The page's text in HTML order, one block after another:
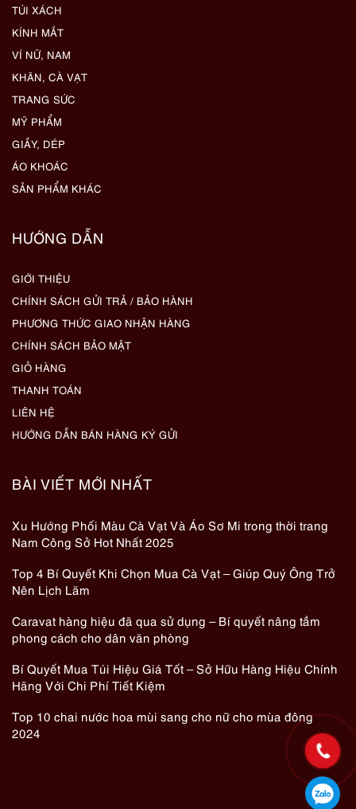
TÚI XÁCH
KÍNH MẮT
VÍ NỮ, NAM
KHĂN, CÀ VẠT
TRANG SỨC
MỸ PHẨM
GIẦY, DÉP
ÁO KHOÁC
SẢN PHẨM KHÁC
HƯỚNG DẪN
GIỚI THIỆU
CHÍNH SÁCH GỬI TRẢ / BẢO HÀNH
PHƯƠNG THỨC GIAO NHẬN HÀNG
CHÍNH SÁCH BẢO MẬT
GIỎ HÀNG
THANH TOÁN
LIÊN HỆ
HƯỚNG DẪN BÁN HÀNG KÝ GỬI
BÀI VIẾT MỚI NHẤT
Xu Hướng Phối Màu Cà Vạt Và Áo Sơ Mi trong thời trang
Nam Công Sở Hot Nhất 2025
Top 4 Bí Quyết Khi Chọn Mua Cà Vạt – Giúp Quý Ông Trở
Nên Lịch Lãm
Caravat hàng hiệu đã qua sử dụng – Bí quyết nâng tầm
phong cách cho dân văn phòng
Bí Quyết Mua Túi Hiệu Giá Tốt – Sở Hữu Hàng Hiệu Chính
Hãng Với Chi Phí Tiết Kiệm
Top 10 chai nước hoa mùi sang cho nữ cho mùa đông
2024